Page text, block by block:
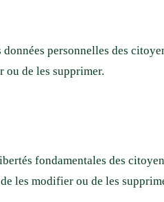
personnelles des
de les supprimer.
fondamentales des
les modifier ou de les